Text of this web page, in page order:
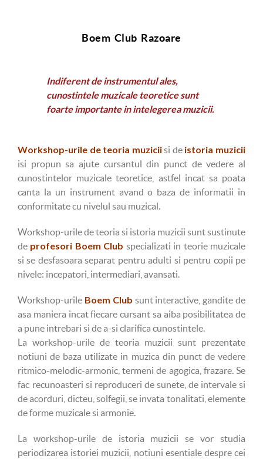
Boem Club Razoare
Indiferent de instrumentul ales,
cunostintele muzicale teoretice sunt
foarte importante in intelegerea muzicii.
Workshop-urile de teoria muziciisi de istoria muzicii
isi propun sa ajute cursantul din punct de vedere al
cunostintelor muzicale teoretice, astfel incat sa poata
canta la un instrument avand o baza de informatii in
conformitate cu nivelul sau muzical.
Workshop-urile de teoria si istoria muzicii sunt sustinute
de profesori Boem Club specializati in teorie muzicale
si se desfasoara separat pentru adulti si pentru copii pe
nivele: incepatori, intermediari, avansati.
Workshop-urile Boem Club sunt interactive, gandite de
asa maniera incat fiecare cursant sa aiba posibilitatea de
a pune intrebari si de a-si clarifica cunostintele.
La workshop-urile de teoria muzicii sunt prezentate
notiuni de baza utilizate in muzica din punct de vedere
ritmico-melodic-armonic, termeni de agogica, frazare. Se
fac recunoasteri si reproduceri de sunete, de intervale si
de acorduri, dicteu, solfegii, se invata tonalitati, elemente
de forme muzicale si armonie.
La workshop-urile de istoria muzicii se vor studia
periodizarea istoriei muzicii, notiuni esentiale despre cei